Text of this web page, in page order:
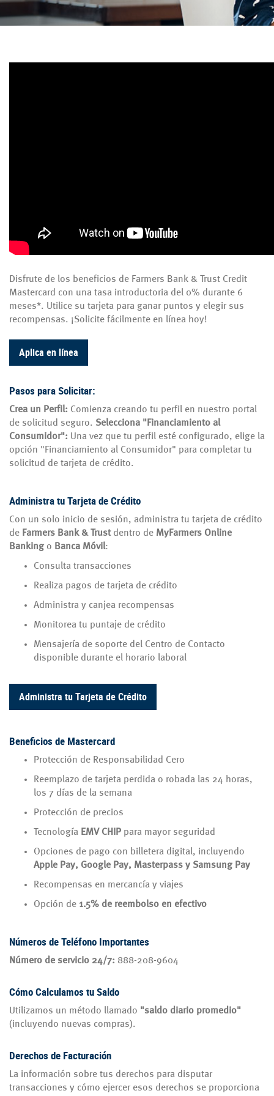
Disfrute de los beneficios de Farmers Bank & Trust Credit
Mastercard con una tasa introductoria del 0% durante 6
meses*. Utilice su tarjeta para ganar puntos y elegir sus
recompensas. ¡Solicite fácilmente en línea hoy!
Aplica en línea
Pasos para Solicitar:
Crea un Perfil: Comienza creando tu perfil en nuestro portal
de solicitud seguro. Selecciona "Financiamiento al
Consumidor": Una vez que tu perfil esté configurado, elige la
opción "Financiamiento al Consumidor" para completar tu
solicitud de tarjeta de crédito.
Administra tu Tarjeta de Crédito
Con un solo inicio de sesión, administra tu tarjeta de crédito
de Farmers Bank & Trustdentro de MyFarmers Online
Banking o Banca Móvil:
Consulta transacciones
Realiza pagos de tarjeta de crédito
Administra y canjea recompensas
Monitorea tu puntaje de crédito
Mensajería de soporte del Centro de Contacto
disponible durante el horario laboral
Administra tu Tarjeta de Crédito
Beneficios de Mastercard
Protección de Responsabilidad Cero
Reemplazo de tarjeta perdida o robada las 24 horas,
los 7 días de la semana
Protección de precios
Tecnología EMV CHIP para mayor seguridad
Opciones de pago con billetera digital, incluyendo
Apple Pay, Google Pay, Masterpass y Samsung Pay
Recompensas en mercancía y viajes
Opción de 1.5% de reembolso en efectivo
Números de Teléfono Importantes
Número de servicio 24/7: 888-208-9604
Cómo Calculamos tu Saldo
Utilizamos un método llamado "saldo diario promedio"
(incluyendo nuevas compras).
Derechos de Facturación
La información sobre tus derechos para disputar
transacciones y cómo ejercer esos derechos se proporciona